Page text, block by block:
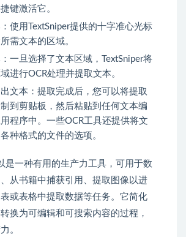
键激活它。
使用TextSniper提供的十字准心光标
需文本的区域。
一旦选择了文本区域，TextSniper将
进行OCR处理并提取文本。
文本：提取完成后，您可以将提取
到剪贴板，然后粘贴到任何文本编
程序中。一些OCR工具还提供将文
种格式的文件的选项。
是一种有用的生产力工具，可用于数
从书籍中捕获引用、提取图像以进
或表格中提取数据等任务。它简化
换为可编辑和可搜索内容的过程，
。